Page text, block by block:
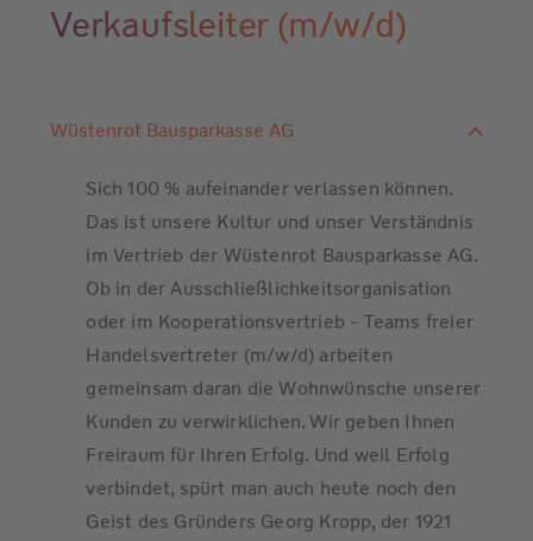
Verkaufsleiter (m/w/d)
Wüstenrot Bausparkasse AG
Sich 100 % aufeinander verlassen können.
Das ist unsere Kultur und unser Verständnis
im Vertrieb der Wüstenrot Bausparkasse AG.
Ob in der Ausschließlichkeitsorganisation
oder im Kooperationsvertrieb - Teams freier
Handelsvertreter (m/w/d) arbeiten
gemeinsam daran die Wohnwünsche unserer
Kunden zu verwirklichen. Wir geben Ihnen
Freiraum für Ihren Erfolg. Und weil Erfolg
verbindet, spürt man auch heute noch den
Geist des Gründers Georg Kropp, der 1921